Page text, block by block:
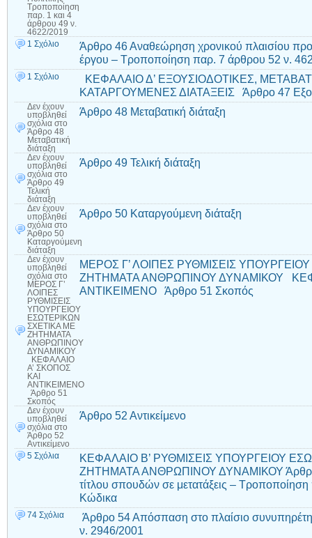
Τροποποίηση
παρ. 1 και 4
άρθρου 49 ν.
4622/2019
1 Σχόλιο
Άρθρο 46 Αναθεώρηση χρονικού πλαισίου
έργου – Τροποποίηση παρ. 7 άρθρου 52 ν.
1 Σχόλιο
ΚΕΦΑΛΑΙΟ Δ’ ΕΞΟΥΣΙΟΔΟΤΙΚΕΣ,
ΚΑΤΑΡΓΟΥΜΕΝΕΣ ΔΙΑΤΑΞΕΙΣ Άρθρο 47
Δεν έχουν
υποβληθεί
σχόλια στο
Άρθρο 48
Μεταβατική
διάταξη
Άρθρο 48 Μεταβατική διάταξη
Δεν έχουν
υποβληθεί
σχόλια στο
Άρθρο 49
Τελική
διάταξη
Άρθρο 49 Τελική διάταξη
Δεν έχουν
υποβληθεί
σχόλια στο
Άρθρο 50
Καταργούμενη
διάταξη
Άρθρο 50 Καταργούμενη διάταξη
Δεν έχουν
υποβληθεί
σχόλια στο
ΜΕΡΟΣ Γ’
ΛΟΙΠΕΣ
ΡΥΘΜΙΣΕΙΣ
ΥΠΟΥΡΓΕΙΟΥ
ΕΣΩΤΕΡΙΚΩΝ
ΣΧΕΤΙΚΑ ΜΕ
ΖΗΤΗΜΑΤΑ
ΑΝΘΡΩΠΙΝΟΥ
ΔΥΝΑΜΙΚΟΥ
ΚΕΦΑΛΑΙΟ
Α’ ΣΚΟΠΟΣ
ΚΑΙ
ΑΝΤΙΚΕΙΜΕΝΟ
Άρθρο 51
Σκοπός
ΜΕΡΟΣ Γ’ ΛΟΙΠΕΣ ΡΥΘΜΙΣΕΙΣ
ΖΗΤΗΜΑΤΑ ΑΝΘΡΩΠΙΝΟΥ ΔΥΝΑΜΙΚΟΥ
ΑΝΤΙΚΕΙΜΕΝΟ Άρθρο 51 Σκοπός
Δεν έχουν
υποβληθεί
σχόλια στο
Άρθρο 52
Αντικείμενο
Άρθρο 52 Αντικείμενο
5 Σχόλια
ΚΕΦΑΛΑΙΟ Β’ ΡΥΘΜΙΣΕΙΣ ΥΠΟΥΡΓΕΙΟΥ
ΖΗΤΗΜΑΤΑ ΑΝΘΡΩΠΙΝΟΥ ΔΥΝΑΜΙΚΟΥ Άρθρο
τίτλου σπουδών σε μετατάξεις –
Κώδικα
74 Σχόλια
Άρθρο 54 Απόσπαση στο πλαίσιο
ν. 2946/2001